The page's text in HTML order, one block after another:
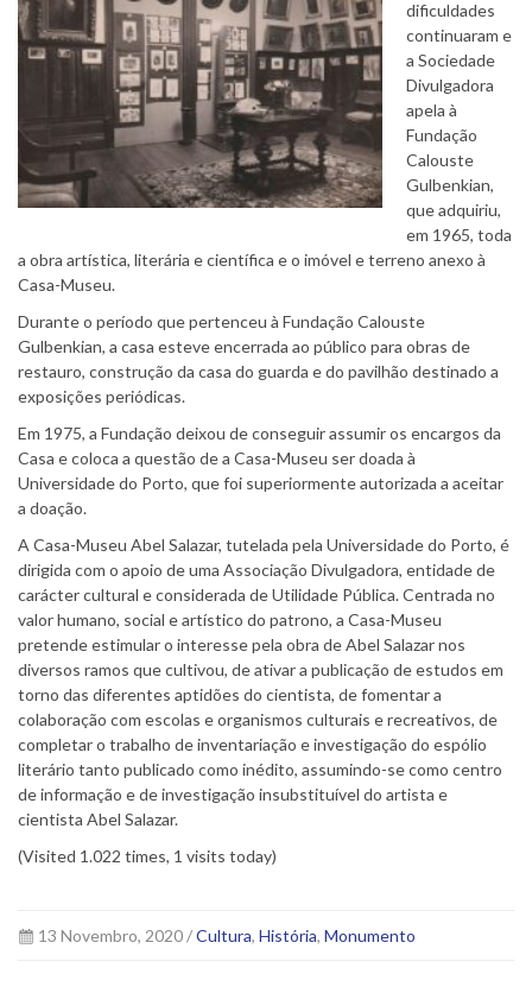
dificuldades
continuaram e
a Sociedade
Divulgadora
apela à
Fundação
Calouste
Gulbenkian,
que adquiriu,
em 1965, toda
a obra artística, literária e científica e o imóvel e terreno anexo à
Casa-Museu.
Durante o período que pertenceu à Fundação Calouste
Gulbenkian, a casa esteve encerrada ao público para obras de
restauro, construção da casa do guarda e do pavilhão destinado a
exposições periódicas.
Em 1975, a Fundação deixou de conseguir assumir os encargos da
Casa e coloca a questão de a Casa-Museu ser doada à
Universidade do Porto, que foi superiormente autorizada a aceitar
a doação.
A Casa-Museu Abel Salazar, tutelada pela Universidade do Porto, é
dirigida com o apoio de uma Associação Divulgadora, entidade de
carácter cultural e considerada de Utilidade Pública. Centrada no
valor humano, social e artístico do patrono, a Casa-Museu
pretende estimular o interesse pela obra de Abel Salazar nos
diversos ramos que cultivou, de ativar a publicação de estudos em
torno das diferentes aptidões do cientista, de fomentar a
colaboração com escolas e organismos culturais e recreativos, de
completar o trabalho de inventariação e investigação do espólio
literário tanto publicado como inédito, assumindo-se como centro
de informação e de investigação insubstituível do artista e
cientista Abel Salazar.
(Visited 1.022 times, 1 visits today)
13 Novembro, 2020 /Cultura, História, Monumento